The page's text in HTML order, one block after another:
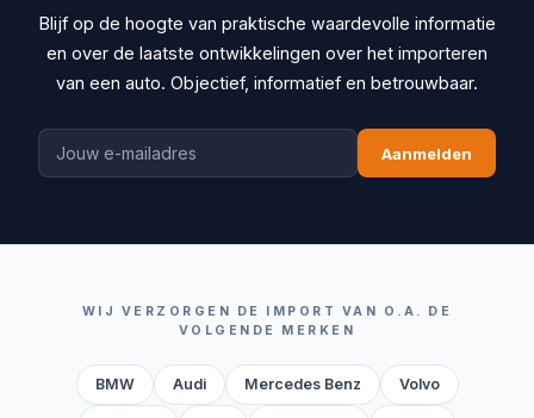
Blijf op de hoogte van praktische waardevolle informatie
en over de laatste ontwikkelingen over het importeren
van een auto. Objectief, informatief en betrouwbaar.
Aanmelden
WIJ VERZORGEN DE IMPORT VAN O.A. DE
VOLGENDE MERKEN
BMW Audi Mercedes Benz Volvo